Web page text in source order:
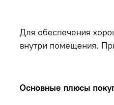
Для обеспечения
внутри помещения.
Основные плюсы